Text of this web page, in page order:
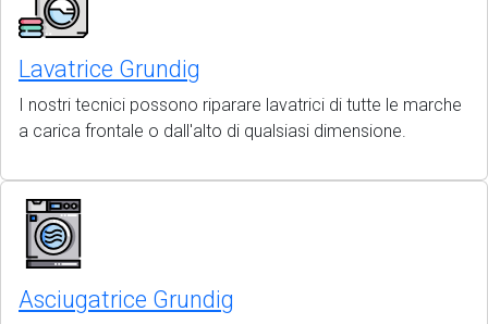
Lavatrice Grundig
I nostri tecnici possono riparare lavatrici di tutte le marche
a carica frontale o dall'alto di qualsiasi dimensione.
Asciugatrice Grundig